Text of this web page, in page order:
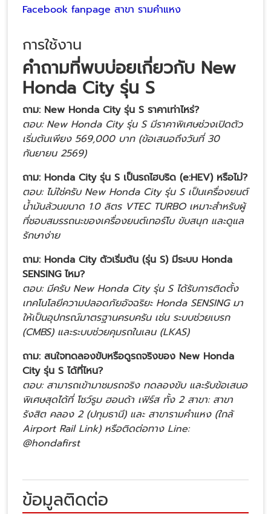
Facebook fanpage สาขา รามคำแหง
การใช้งาน
คำถามที่พบบ่อยเกี่ยวกับ New
Honda City รุ่น S
ถาม: New Honda City รุ่น S ราคาเท่าไหร่?
ตอบ: New Honda City รุ่น S มีราคาพิเศษช่วงเปิดตัว
เริ่มต้นเพียง 569,000 บาท (ข้อเสนอถึงวันที่ 30
กันยายน 2569)
ถาม: Honda City รุ่น S เป็นรถไฮบริด (e:HEV) หรือไม่?
ตอบ: ไม่ใช่ครับ New Honda City รุ่น S เป็นเครื่องยนต์
น้ำมันล้วนขนาด 1.0 ลิตร VTEC TURBO เหมาะสำหรับผู้
ที่ชอบสมรรถนะของเครื่องยนต์เทอร์โบ ขับสนุก และดูแล
รักษาง่าย
ถาม: Honda City ตัวเริ่มต้น (รุ่น S) มีระบบ Honda
SENSING ไหม?
ตอบ: มีครับ New Honda City รุ่น S ได้รับการติดตั้ง
เทคโนโลยีความปลอดภัยอัจฉริยะ Honda SENSING มา
ให้เป็นอุปกรณ์มาตรฐานครบครัน เช่น ระบบช่วยเบรก
(CMBS) และระบบช่วยคุมรถในเลน (LKAS)
ถาม: สนใจทดลองขับหรือดูรถจริงของ New Honda
City รุ่น S ได้ที่ไหน?
ตอบ: สามารถเข้ามาชมรถจริง ทดลองขับ และรับข้อเสนอ
พิเศษสุดได้ที่ โชว์รูม ฮอนด้า เฟิร์ส ทั้ง 2 สาขา: สาขา
รังสิต คลอง 2 (ปทุมธานี) และ สาขารามคำแหง (ใกล้
Airport Rail Link) หรือติดต่อทาง Line:
@hondafirst
ข้อมูลติดต่อ